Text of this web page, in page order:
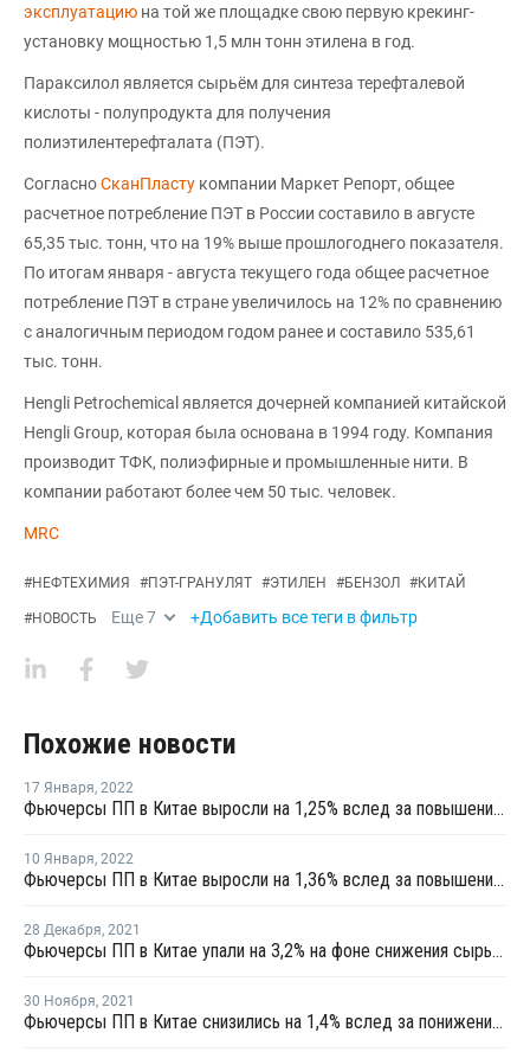
эксплуатацию на той же площадке свою первую крекинг-
установку мощностью 1,5 млн тонн этилена в год.
Параксилол является сырьём для синтеза терефталевой
кислоты - полупродукта для получения
полиэтилентерефталата (ПЭТ).
СогласноСканПласту компании Маркет Репорт, общее
расчетное потребление ПЭТ в России составило в августе
65,35 тыс. тонн, что на 19% выше прошлогоднего показателя.
По итогам января - августа текущего года общее расчетное
потребление ПЭТ в стране увеличилось на 12% по сравнению
с аналогичным периодом годом ранее и составило 535,61
тыс. тонн.
Hengli Petrochemical является дочерней компанией китайской
Hengli Group, которая была основана в 1994 году. Компания
производит ТФК, полиэфирные и промышленные нити. В
компании работают более чем 50 тыс. человек.
MRC
#НЕФТЕХИМИЯ #ПЭТ-ГРАНУЛЯТ #ЭТИЛЕН #БЕНЗОЛ #КИТАЙ
#НОВОСТЬ Еще7 +Добавить все теги в фильтр
Похожие новости
17 Января, 2022
Фьючерсы ПП в Китае выросли на 1,25% вслед за повышением фьючерсов метанола
10 Января, 2022
Фьючерсы ПП в Китае выросли на 1,36% вслед за повышением сырьевых фьючерсов
28 Декабря, 2021
Фьючерсы ПП в Китае упали на 3,2% на фоне снижения сырьевых фьючерсов
30 Ноября, 2021
Фьючерсы ПП в Китае снизились на 1,4% вслед за понижением фьючерсов угля и метанола